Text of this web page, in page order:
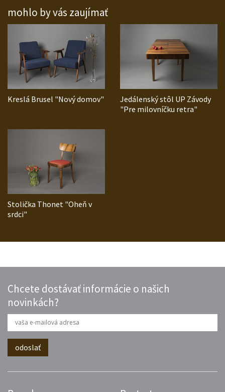
mohlo by vás zaujímať
Kreslá Brusel "Nový domov"
Jedálenský stôl UP Závody
"Pre milovníčku retra"
Stolička Thonet "Oheň v
srdci"
Chcete dostávať informácie o našich
novinkách?